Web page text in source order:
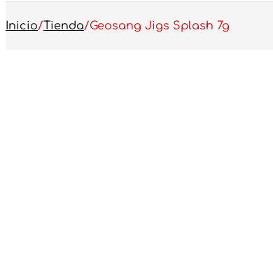
Inicio/Tienda/Geosang Jigs Splash 7g